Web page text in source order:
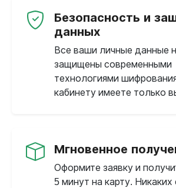
Безопасность и
данных
Все ваши личные данные
защищены современными
технологиями
кабинету имеете только
Мгновенное
Оформите заявку и
5 минут на карту. Никаких